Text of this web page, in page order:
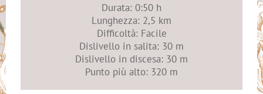
Durata: 0:50 h
Lunghezza: 2,5 km
Difficoltà: Facile
Dislivello in salita: 30 m
Dislivello in discesa: 30 m
Punto più alto: 320 m